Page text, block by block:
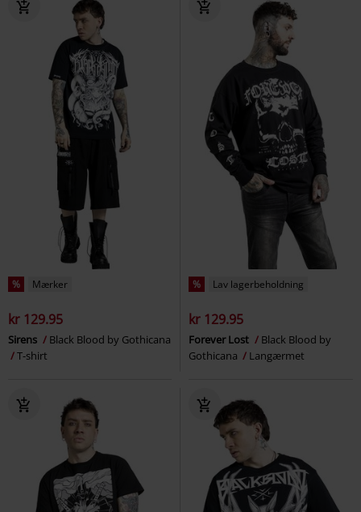
% Mærker
kr 129.95
Sirens
Black Blood by Gothicana
T-shirt
% Lav lagerbeholdning
kr 129.95
Forever Lost
Black Blood by
Gothicana
Langærmet